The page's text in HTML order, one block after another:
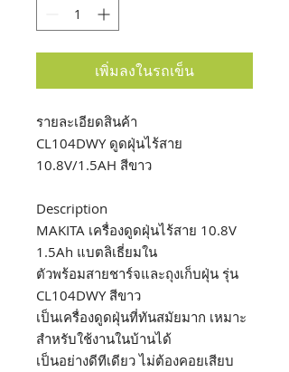
เพิ่มลงในรถเข็น
รายละเอียดสินค้า
CL104DWY ดูดฝุ่นไร้สาย
10.8V/1.5AH สีขาว
Description
MAKITA เครื่องดูดฝุ่นไร้สาย 10.8V
1.5Ah แบตลิเธี่ยมใน
ตัวพร้อมสายชาร์จและถุงเก็บฝุ่น รุ่น
CL104DWY สีขาว
เป็นเครื่องดูดฝุ่นที่ทันสมัยมาก เหมาะ
สำหรับใช้งานในบ้านได้
เป็นอย่างดีทีเดียว ไม่ต้องคอยเสียบ